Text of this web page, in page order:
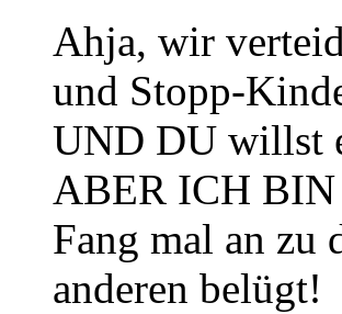
Ahja, wir
und Stopp-
UND DU willst
ABER ICH
Fang mal an zu
anderen belügt!